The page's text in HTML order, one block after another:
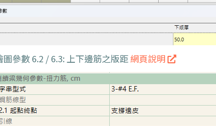
圖參數 6.2 / 6.3: 上下邊筋之版距網頁說明